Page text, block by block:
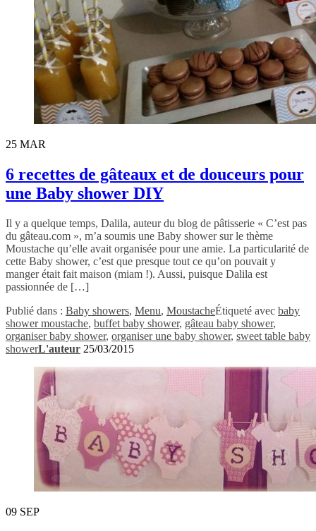
25 MAR
6 recettes de gâteaux et de douceurs pour
une Baby shower DIY
Il y a quelque temps, Dalila, auteur du blog de pâtisserie « C’est pas
du gâteau.com », m’a soumis une Baby shower sur le thème
Moustache qu’elle avait organisée pour une amie. La particularité de
cette Baby shower, c’est que presque tout ce qu’on pouvait y
manger était fait maison (miam !). Aussi, puisque Dalila est
passionnée de […]
Publié dans : Baby showers, Menu, MoustacheÉtiqueté avec baby
shower moustache, buffet baby shower, gâteau baby shower,
organiser baby shower, organiser une baby shower, sweet table baby
showerL'auteur 25/03/2015
09 SEP